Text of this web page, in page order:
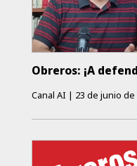
Obreros: ¡A
Canal AI | 23 de junio de